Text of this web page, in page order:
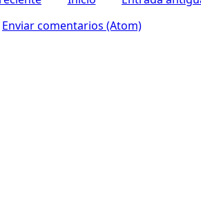
Enviar comentarios (Atom)